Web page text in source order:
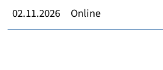
02.11.2026
Online